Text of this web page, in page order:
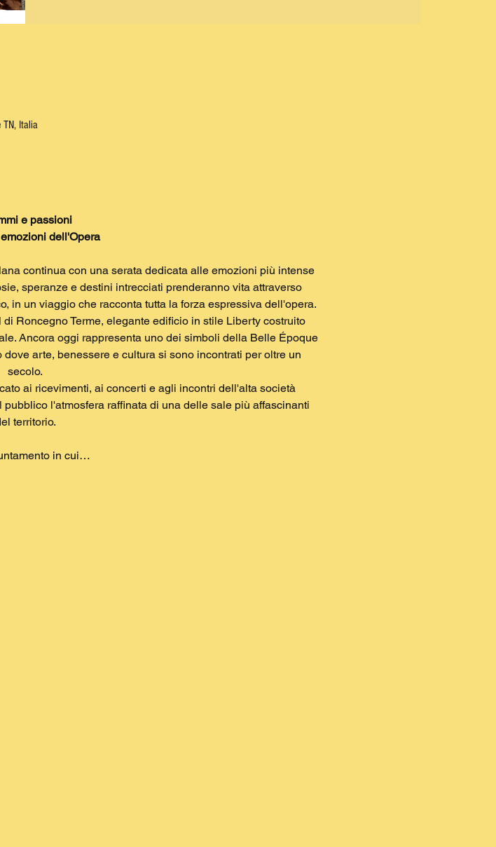
Italia
e passioni
dell'Opera
continua con una serata dedicata alle emozioni più intense
speranze e destini intrecciati prenderanno vita attraverso
in un viaggio che racconta tutta la forza espressiva dell'opera.
Roncegno Terme, elegante edificio in stile Liberty costruito
Ancora oggi rappresenta uno dei simboli della Belle Époque
arte, benessere e cultura si sono incontrati per oltre un
secolo.
ai ricevimenti, ai concerti e agli incontri dell'alta società
l'atmosfera raffinata di una delle sale più affascinanti
territorio.
in cui…